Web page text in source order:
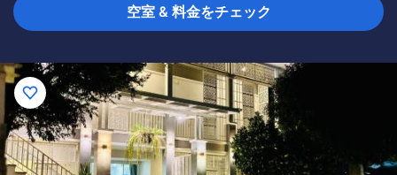
空室 & 料金をチェック